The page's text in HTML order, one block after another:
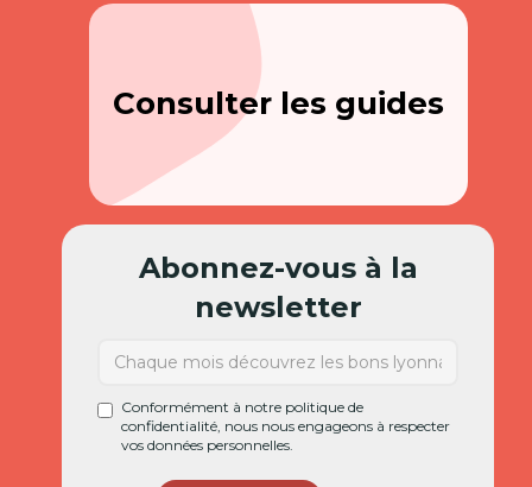
Consulter les guides
Abonnez-vous à la
newsletter
Conformément à notre politique de
confidentialité, nous nous engageons à respecter
vos données personnelles.